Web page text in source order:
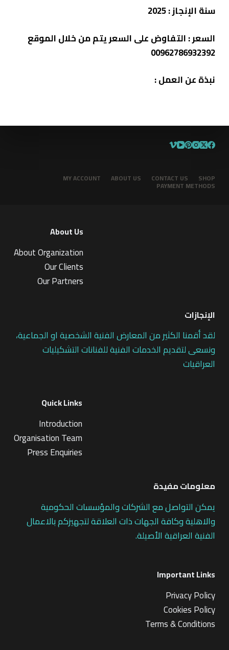
سنة الإنجاز: 2025
السعر: التفاوض على السعر يتم من خلال الموقع
00962786932392
نبذة عن العمل:
SHOP
CONTACT US
ABOUT US
MY ACCOUNT
PAYMENT METHODS
About Us
About Organization
Our Clients
Our Partners
الإنجازات
لقد أقمنا الكثير من المعارض الفنية الشخصية او الجماعية،
ونسعى لتقديم الخدمات الفنية للفنانات التشكيليات
العراقيات
Quick Links
Introduction
Organisation Team
Press Enquiries
معلومات مفيدة
يمكن التواصل مع الشركات والمؤسسات الحكومية
والاهلية وكافة الجهات ذات العلاقة لتجهيزكم بالاعمال
الفنية العراقية الأصيلة.
Important Links
Privacy Policy
Cookies Policy
Terms & Conditions